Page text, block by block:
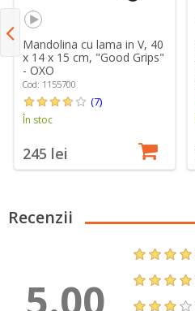
Mandolina cu lama in V, 40
x 14 x 15 cm, "Good Grips"
- OXO
Cod: 1155700
(7)
În stoc
245 lei
Recenzii